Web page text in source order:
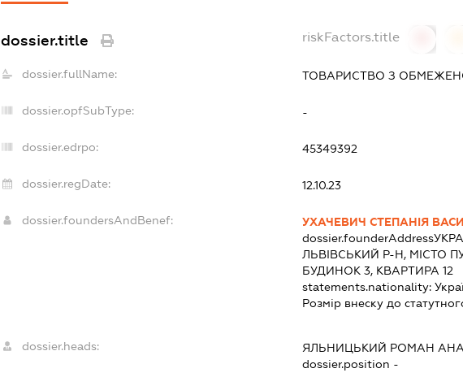
dossier.title riskFactors.title
dossier.fullName: ТОВАРИСТВО З
dossier.opfSubType: -
dossier.edrpo: 45349392
dossier.regDate: 12.10.23
dossier.foundersAndBenef:
УХАЧЕВИЧ СТЕПАНІЯ
dossier.founderAddress
ЛЬВІВСЬКИЙ Р-Н, МІСТО
БУДИНОК 3, КВАРТИРА 12
statements.nationality:
Розмір внеску до
dossier.heads: ЯЛЬНИЦЬКИЙ РОМАН
dossier.position -